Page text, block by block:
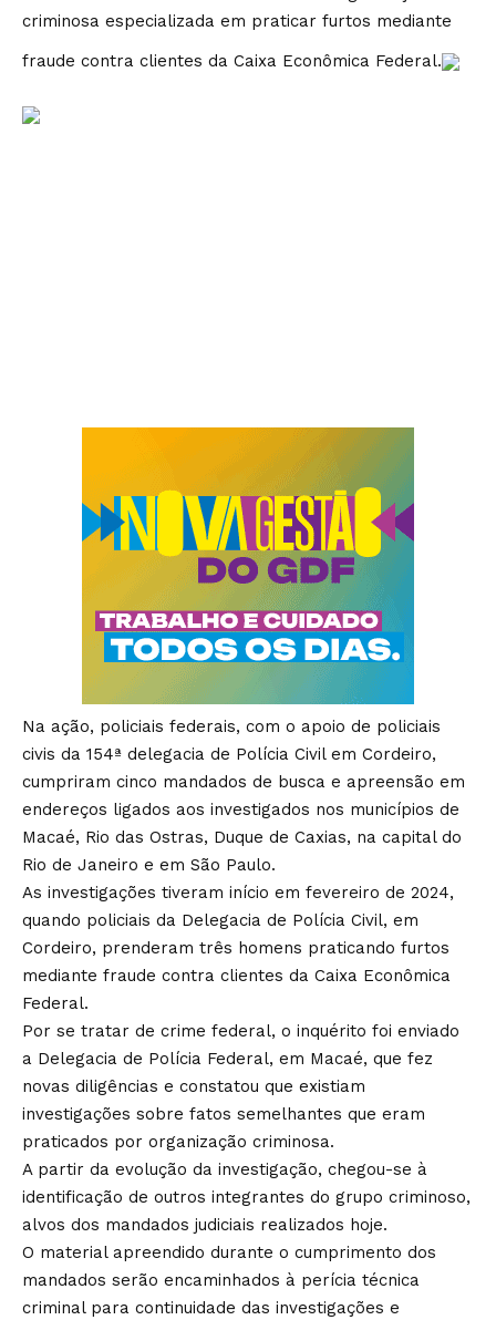
criminosa especializada em praticar furtos mediante
fraude contra clientes da Caixa Econômica Federal.
Na ação, policiais federais, com o apoio de policiais
civis da 154ª delegacia de Polícia Civil em Cordeiro,
cumpriram cinco mandados de busca e apreensão em
endereços ligados aos investigados nos municípios de
Macaé, Rio das Ostras, Duque de Caxias, na capital do
Rio de Janeiro e em São Paulo.
As investigações tiveram início em fevereiro de 2024,
quando policiais da Delegacia de Polícia Civil, em
Cordeiro, prenderam três homens praticando furtos
mediante fraude contra clientes da Caixa Econômica
Federal.
Por se tratar de crime federal, o inquérito foi enviado
a Delegacia de Polícia Federal, em Macaé, que fez
novas diligências e constatou que existiam
investigações sobre fatos semelhantes que eram
praticados por organização criminosa.
A partir da evolução da investigação, chegou-se à
identificação de outros integrantes do grupo criminoso,
alvos dos mandados judiciais realizados hoje.
O material apreendido durante o cumprimento dos
mandados serão encaminhados à perícia técnica
criminal para continuidade das investigações e